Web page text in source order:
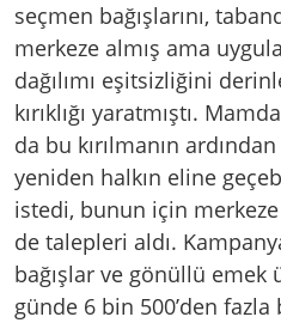
seçmen bağışlarını,
merkeze almış ama
dağılımı eşitsizliğini
kırıklığı yaratmıştı.
da bu kırılmanın
yeniden halkın eline
istedi, bunun için
de talepleri aldı.
bağışlar ve gönüllü emek
günde 6 bin 500’den fazla